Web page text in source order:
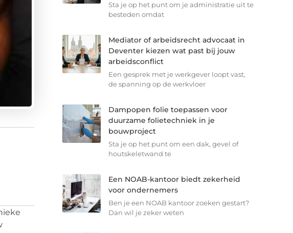
Sta je op het punt om je administratie uit te
besteden omdat
Mediator of arbeidsrecht advocaat in
Deventer kiezen wat past bij jouw
arbeidsconflict
Een gesprek met je werkgever loopt vast,
de spanning op de werkvloer
Dampopen folie toepassen voor
duurzame folietechniek in je
bouwproject
Sta je op het punt om een dak, gevel of
houtskeletwand te
Een NOAB-kantoor biedt zekerheid
voor ondernemers
Ben je een NOAB kantoor zoeken gestart?
Dan wil je zeker weten